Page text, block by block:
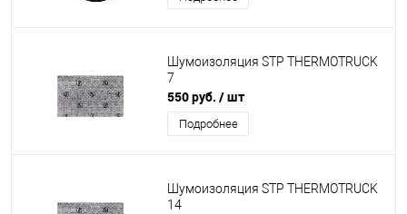
Шумоизоляция STP THERMOTRUCK
7
550 руб. / шт
Подробнее
Шумоизоляция STP THERMOTRUCK
14